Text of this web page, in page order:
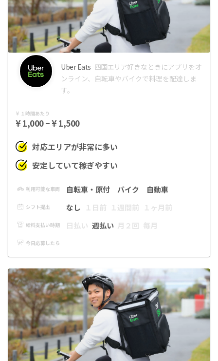
Uber Eats 四国エリア好きなときにアプリをオ
ンライン、自転車やバイクで料理を配達しま
す。
１時間あたり
¥ 1,000 ~ ¥ 1,500
対応エリアが非常に多い
安定していて稼ぎやすい
利用可能な車両 自転車・原付 バイク 自動車
シフト提出 なし １日前 １週間前 １ヶ月前
給料支払い時期 日払い 週払い 月２回 毎月
今日応募したら